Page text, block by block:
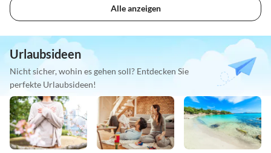
Alle anzeigen
Urlaubsideen
Nicht sicher, wohin es gehen soll? Entdecken Sie
perfekte Urlaubsideen!